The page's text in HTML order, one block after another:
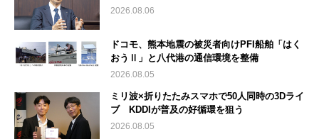
2026.08.06
ドコモ、熊本地震の被災者向けPFI船舶「はく
おうⅡ」と八代港の通信環境を整備
2026.08.05
ミリ波×折りたたみスマホで50人同時の3Dライ
ブ KDDIが普及の好循環を狙う
2026.08.05